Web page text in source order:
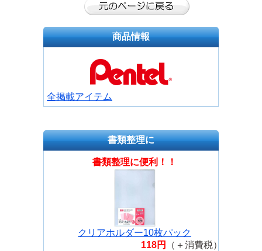
商品情報
全掲載アイテム
書類整理に
書類整理に便利！！
クリアホルダー10枚パック
118円
（＋消費税）